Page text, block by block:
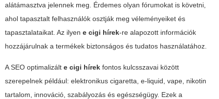
alátámasztva jelennek meg. Érdemes olyan fórumokat is követni,
ahol tapasztalt felhasználók osztják meg véleményeiket és
tapasztalataikat. Az ilyen e cigi hírek-re alapozott információk
hozzájárulnak a termékek biztonságos és tudatos használatához.
A SEO optimalizált e cigi hírek fontos kulcsszavai között
szerepelnek például: elektronikus cigaretta, e-liquid, vape, nikotin
tartalom, innováció, szabályozás és egészségügy. Ezek a